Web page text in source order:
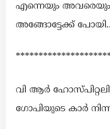
എന്നെയും അവരെയും
അങ്ങോട്ടേക്ക്
വി ആര്‍
ഗോപിയുടെ കാർ